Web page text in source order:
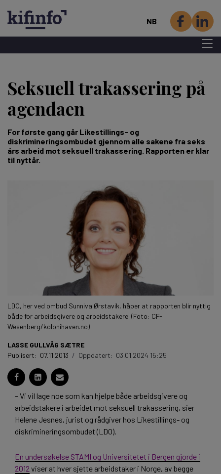
hovedinnhold
NB
Menu
Seksuell trakassering på
agendaen
For første gang går Likestillings- og
diskrimineringsombudet gjennom alle sakene fra seks
års arbeid mot seksuell trakassering. Rapporten er klar
til nyttår.
LDO, her ved ombud Sunniva Ørstavik, håper at rapporten blir nyttig
både for arbeidsgivere og arbeidstakere. (Foto: CF-
Wesenberg/kolonihaven.no)
LASSE GULLVÅG SÆTRE
Publisert: 07.11.2013 / Oppdatert: 03.01.2024 15:25
– Vi vil lage noe som kan hjelpe både arbeidsgivere og
arbeidstakere i arbeidet mot seksuell trakassering, sier
Helene Jesnes, jurist og rådgiver hos Likestillings- og
diskrimineringsombudet (LDO).
En undersøkelse STAMI og Universitetet i Bergen gjorde i
2012 viser at hver sjette arbeidstaker i Norge, av begge